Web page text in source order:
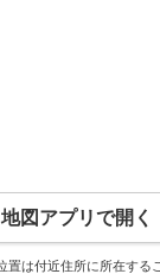
地図アプリで開く
は付近住所に所在する